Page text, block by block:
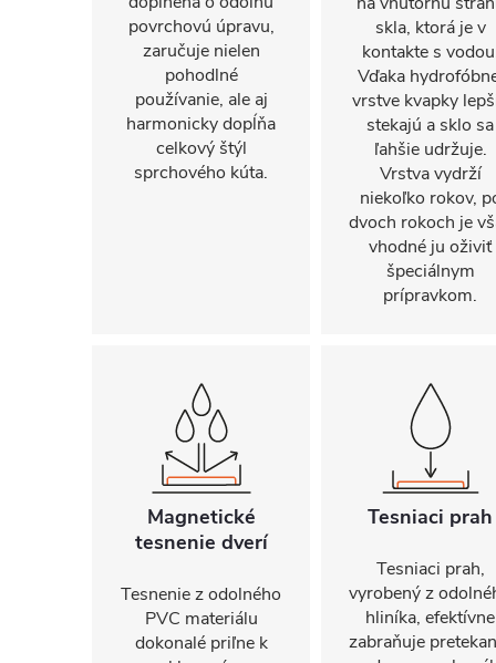
povrchovú úpravu,
zaručuje nielen
pohodlné
používanie, ale aj
harmonicky dopĺňa
celkový štýl
sprchového kúta.
skla, ktorá je v
kontakte s
Vďaka
vrstve kvapky
stekajú a sklo sa
ľahšie udržuje.
Vrstva vydrží
niekoľko rokov,
dvoch rokoch je
vhodné ju oživiť
špeciálnym
prípravkom.
Magnetické
tesnenie dverí
Tesnenie z odolného
PVC materiálu
dokonalé priľne k
Tesniaci prah
Tesniaci prah,
vyrobený z
hliníka, efektívne
zabraňuje